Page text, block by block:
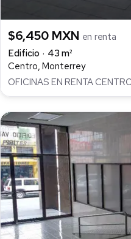
$6,450 MXN en renta
Edificio
43 m²
Centro, Monterrey
OFICINAS EN RENTA